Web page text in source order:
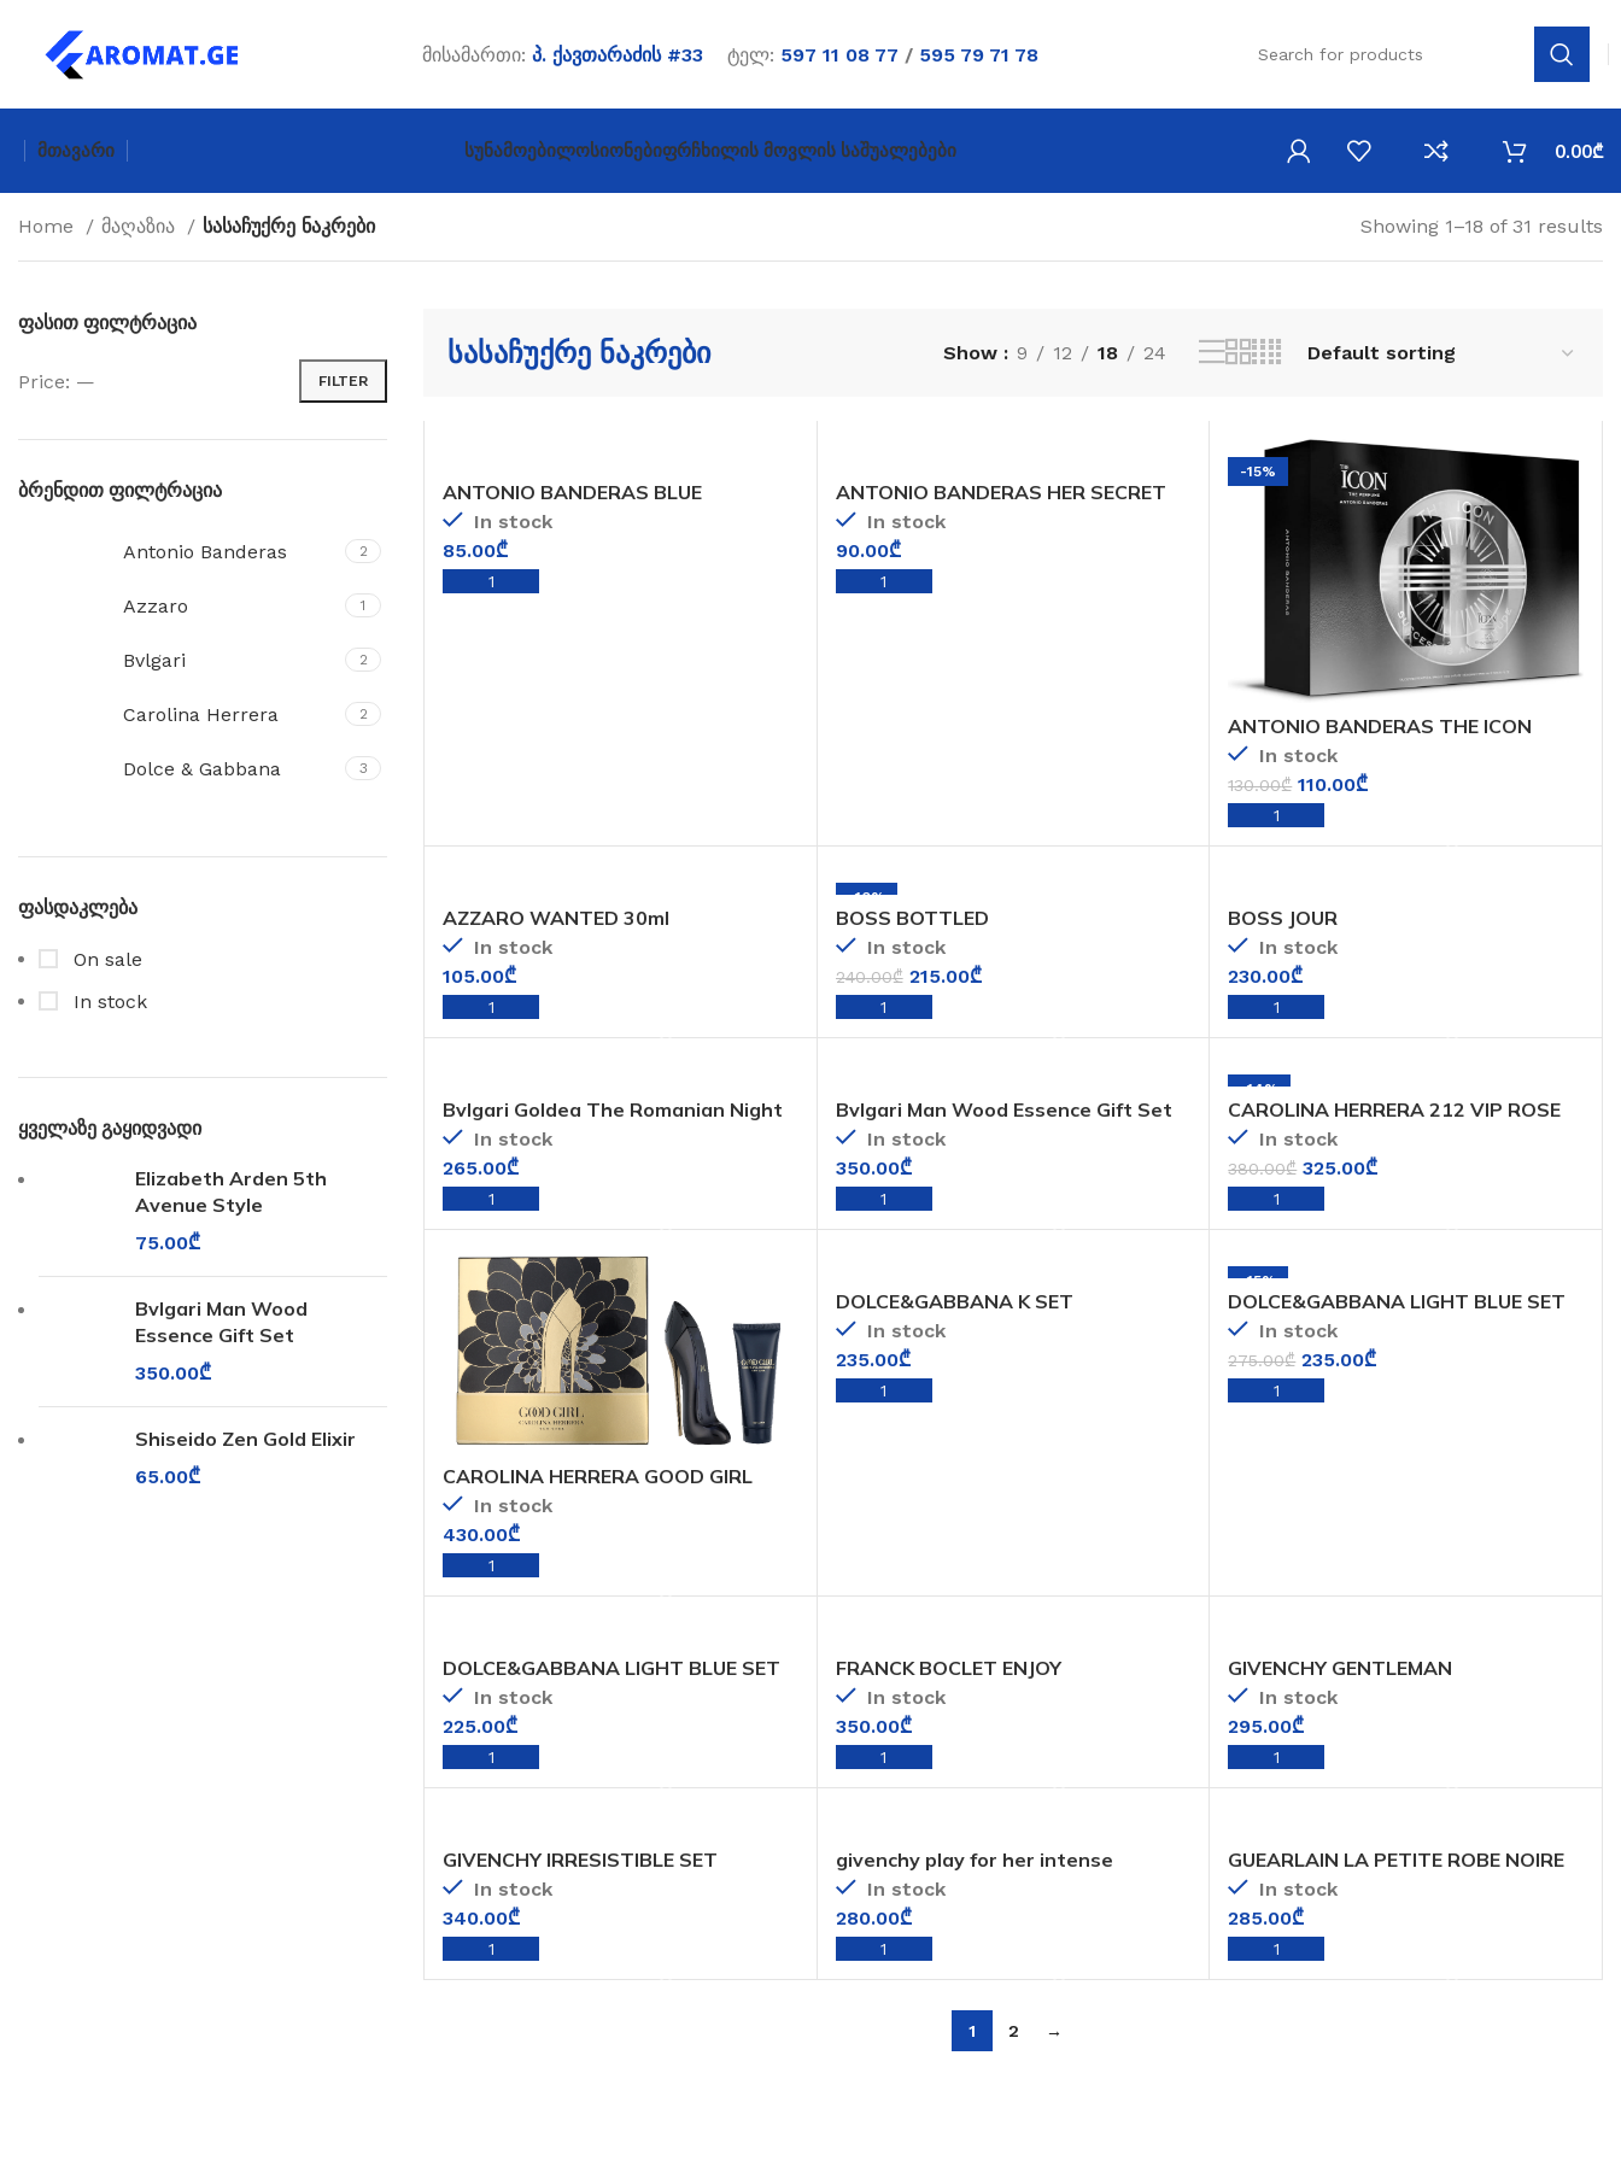
მისამართი: პ. ქავთარაძის #33 ტელ: 597 11 08 77 / 595 79 71 78
Მთავარი ᲡუნამოებიᲚოსიონებიᲤრჩხილის Მოვლის Საშუალებები 0.00₾
Home მაღაზია სასაჩუქრე ნაკრები Showing 1–18 of 31 results
ფასით ფილტრაცია
FILTER
Price: —
ბრენდით ფილტრაცია
Antonio Banderas 2
Azzaro 1
Bvlgari 2
Carolina Herrera 2
Dolce & Gabbana 3
Rochas
Salvatore Ferragamo
Sarah Jessica Parker
Versace
sarah jessika parker
ფასდაკლება
On sale
In stock
ყველაზე გაყიდვადი
Elizabeth Arden 5th
Avenue Style
75.00₾
Bvlgari Man Wood
Essence Gift Set
350.00₾
Shiseido Zen Gold Elixir
65.00₾
სასაჩუქრე ნაკრები Show 9 12 18 24
ANTONIO BANDERAS BLUE
SEDUCTION
In stock
85.00₾
ANTONIO BANDERAS HER SECRET
TEMPTATION
In stock
90.00₾
-15%
ANTONIO BANDERAS THE ICON
In stock
130.00₾ 110.00₾
AZZARO WANTED 30ml
In stock
105.00₾
-10%
BOSS BOTTLED
In stock
240.00₾ 215.00₾
BOSS JOUR
In stock
230.00₾
Bvlgari Goldea The Romanian Night
Gift Set
In stock
265.00₾
Bvlgari Man Wood Essence Gift Set
In stock
350.00₾
-14%
CAROLINA HERRERA 212 VIP ROSE
SETIn stock
380.00₾ 325.00₾
CAROLINA HERRERA GOOD GIRL
In stock
430.00₾
DOLCE&GABBANA K SET
In stock
235.00₾
-15%
DOLCE&GABBANA LIGHT BLUE SET
In stock
275.00₾ 235.00₾
DOLCE&GABBANA LIGHT BLUE SET
In stock
225.00₾
FRANCK BOCLET ENJOY
In stock
350.00₾
GIVENCHY GENTLEMAN
In stock
295.00₾
GIVENCHY IRRESISTIBLE SET
In stock
340.00₾
givenchy play for her intense
In stock
280.00₾
GUEARLAIN LA PETITE ROBE NOIRE
In stock
285.00₾
1 2 →